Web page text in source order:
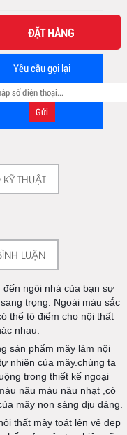
ĐẶT HÀNG
Yêu cầu gọi lại
THUẬT
LUẬN
ngôi nhà của bạn sự
trọng. Ngoài màu sắc
thể tô điểm cho nội thất
nhau.
sản phẩm mây làm nội
nhiên của mây.chúng ta
g trong thiết kế ngoại
nâu màu nâu nhạt ,có
mây non sáng dịu dàng.
thất mây toát lên vẻ đẹp